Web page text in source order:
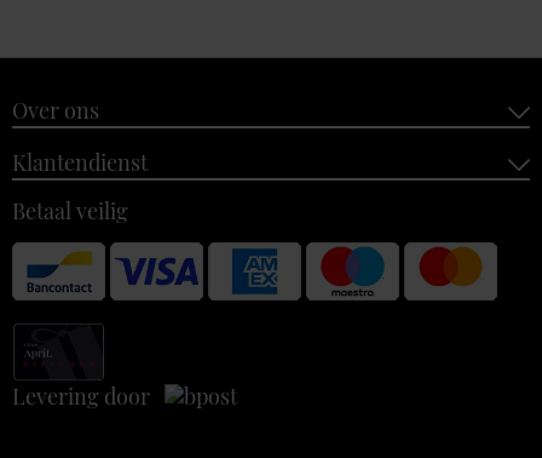
Over ons
Klantendienst
Betaal veilig
Levering door